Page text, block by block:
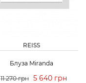
REISS
Блуза Miranda
11 270 грн 5 640 грн